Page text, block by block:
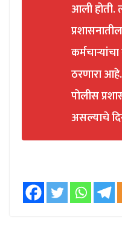
आली होती.
ठरणारा
पोलीस
असल्याचे